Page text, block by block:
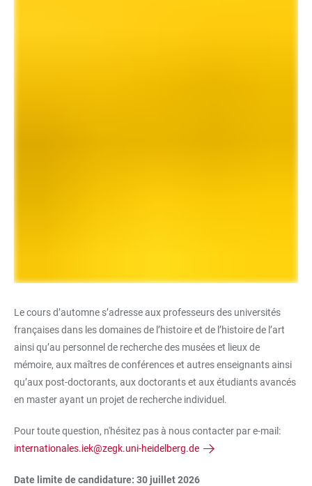
Le cours d’automne s’adresse aux professeurs des universités
françaises dans les domaines de l’histoire et de l’histoire de l’art
ainsi qu’au personnel de recherche des musées et lieux de
mémoire, aux maîtres de conférences et autres enseignants ainsi
qu’aux post-doctorants, aux doctorants et aux étudiants avancés
en master ayant un projet de recherche individuel.
Pour toute question, n'hésitez pas à nous contacter par e-mail:
internationales.iek@zegk.uni-heidelberg.de
Date limite de candidature: 30 juillet 2026